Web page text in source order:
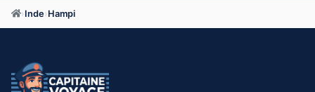
› Inde› Hampi